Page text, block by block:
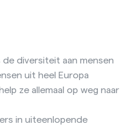
diversiteit aan mensen
uit heel Europa
ze allemaal op weg naar
in uiteenlopende